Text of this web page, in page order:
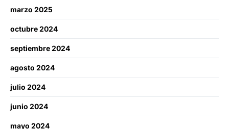
marzo 2025
octubre 2024
septiembre 2024
agosto 2024
julio 2024
junio 2024
mayo 2024